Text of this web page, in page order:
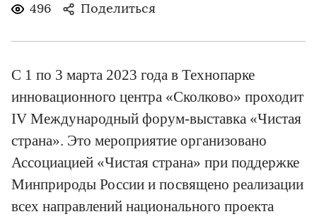
496 Поделиться
С 1 по 3 марта 2023 года в Технопарке
инновационного центра «Сколково» проходит
IV Международный форум-выставка «Чистая
страна». Это мероприятие организовано
Ассоциацией «Чистая страна» при поддержке
Минприроды России и посвящено реализации
всех направлений национального проекта